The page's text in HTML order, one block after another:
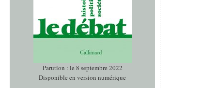
Parution : le 8 septembre 2022
Disponible en version numérique